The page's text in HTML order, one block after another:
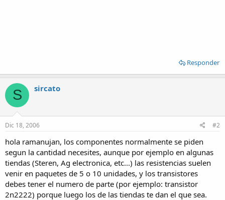
Responder
S sircato
Dic 18, 2006 #2
hola ramanujan, los componentes normalmente se piden
segun la cantidad necesites, aunque por ejemplo en algunas
tiendas (Steren, Ag electronica, etc...) las resistencias suelen
venir en paquetes de 5 o 10 unidades, y los transistores
debes tener el numero de parte (por ejemplo: transistor
2n2222) porque luego los de las tiendas te dan el que sea.